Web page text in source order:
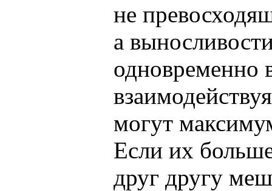
не
а
одновременно
могут
Если их
друг другу